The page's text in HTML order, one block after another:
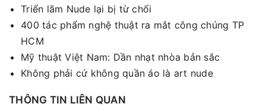
Triển lãm Nude lại bị từ chối
400 tác phẩm nghệ thuật ra mắt công chúng TP
HCM
Mỹ thuật Việt Nam: Dần nhạt nhòa bản sắc
Không phải cứ không quần áo là art nude
THÔNG TIN LIÊN QUAN